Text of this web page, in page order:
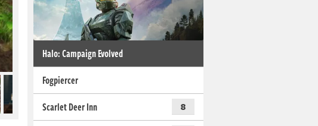
Halo: Campaign Evolved
Fogpiercer
Scarlet Deer Inn
8